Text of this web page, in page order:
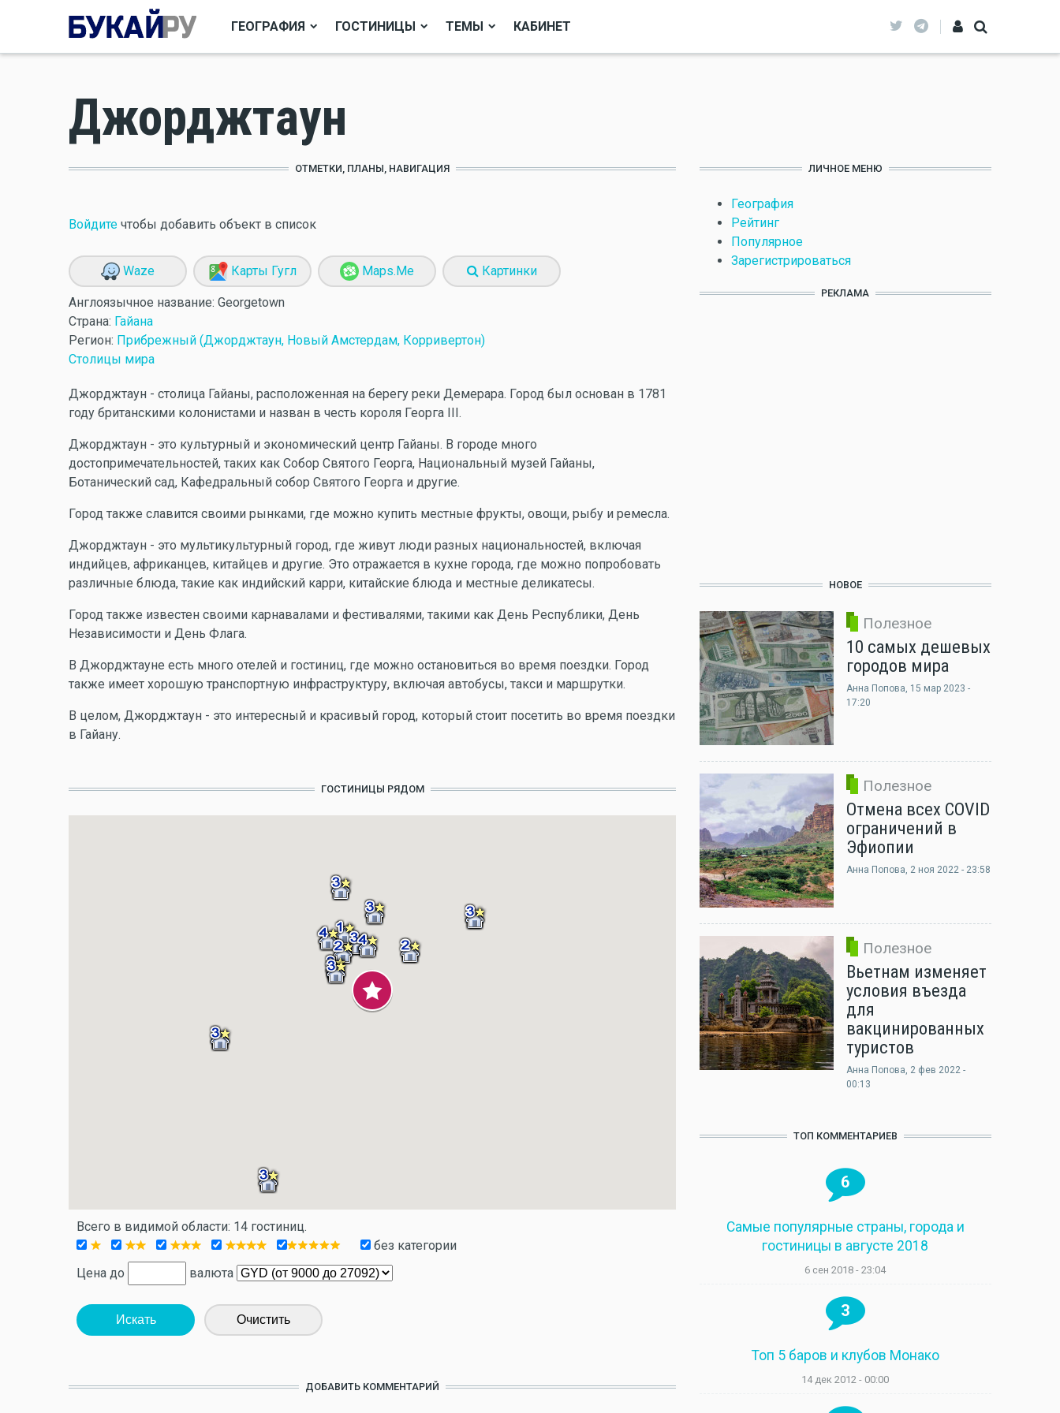
ГЕОГРАФИЯ ГОСТИНИЦЫ ТЕМЫ КАБИНЕТ
Джорджтаун
ОТМЕТКИ, ПЛАНЫ, НАВИГАЦИЯ
Войдите чтобы добавить объект в список
Waze Карты Гугл Maps.Me Картинки
Англоязычное название: Georgetown
Страна: Гайана
Регион: Прибрежный (Джорджтаун, Новый Амстердам, Корривертон)
Столицы мира
Джорджтаун - столица Гайаны, расположенная на берегу реки Демерара. Город был основан в 1781
году британскими колонистами и назван в честь короля Георга III.
Джорджтаун - это культурный и экономический центр Гайаны. В городе много
достопримечательностей, таких как Собор Святого Георга, Национальный музей Гайаны,
Ботанический сад, Кафедральный собор Святого Георга и другие.
Город также славится своими рынками, где можно купить местные фрукты, овощи, рыбу и ремесла.
Джорджтаун - это мультикультурный город, где живут люди разных национальностей, включая
индийцев, африканцев, китайцев и другие. Это отражается в кухне города, где можно попробовать
различные блюда, такие как индийский карри, китайские блюда и местные деликатесы.
Город также известен своими карнавалами и фестивалями, такими как День Республики, День
Независимости и День Флага.
В Джорджтауне есть много отелей и гостиниц, где можно остановиться во время поездки. Город
также имеет хорошую транспортную инфраструктуру, включая автобусы, такси и маршрутки.
В целом, Джорджтаун - это интересный и красивый город, который стоит посетить во время поездки
в Гайану.
ГОСТИНИЦЫ РЯДОМ
Всего в видимой области: 14 гостиниц.
без категории
Цена до
валюта
Искать Очистить
ДОБАВИТЬ КОММЕНТАРИЙ
ЛИЧНОЕ МЕНЮ
География
Рейтинг
Популярное
Зарегистрироваться
РЕКЛАМА
НОВОЕ
Полезное
10 самых дешевых
городов мира
Анна Попова, 15 мар 2023 -
17:20
Полезное
Отмена всех COVID
ограничений в
Эфиопии
Анна Попова, 2 ноя 2022 - 23:58
Полезное
Вьетнам изменяет
условия въезда
для
вакцинированных
туристов
Анна Попова, 2 фев 2022 -
00:13
ТОП КОММЕНТАРИЕВ
6
Самые популярные страны, города и
гостиницы в августе 2018
6 сен 2018 - 23:04
3
Топ 5 баров и клубов Монако
14 дек 2012 - 00:00